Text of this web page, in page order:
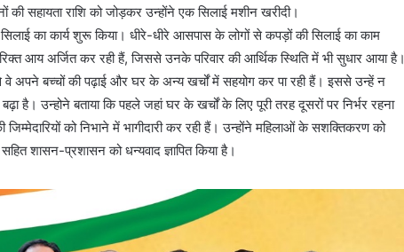
सहायता राशि को जोड़कर उन्होंने एक सिलाई मशीन खरीदी।
का कार्य शुरू किया। धीरे-धीरे आसपास के लोगों से कपड़ों की सिलाई का काम
आय अर्जित कर रही हैं, जिससे उनके परिवार की आर्थिक स्थिति में भी सुधार आया है।
वे अपने बच्चों की पढ़ाई और घर के अन्य खर्चों में सहयोग कर पा रही हैं। इससे उन्हें न
है। उन्होने बताया कि पहले जहां घर के खर्चों के लिए पूरी तरह दूसरों पर निर्भर रहना
को निभाने में भागीदारी कर रही हैं। उन्होंने महिलाओं के सशक्तिकरण को
शासन-प्रशासन को धन्यवाद ज्ञापित किया है।